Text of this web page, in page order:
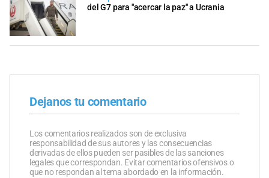
del G7 para "acercar la paz" a Ucrania
Dejanos tu comentario
Los comentarios realizados son de exclusiva
responsabilidad de sus autores y las consecuencias
derivadas de ellos pueden ser pasibles de las sanciones
legales que correspondan. Evitar comentarios ofensivos o
que no respondan al tema abordado en la información.